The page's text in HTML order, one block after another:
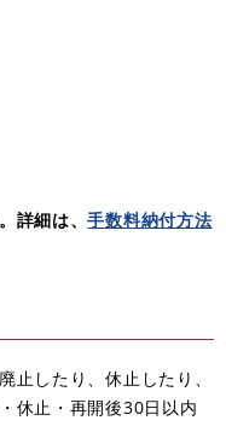
詳細は、手数料納付方法
止したり、休止したり、
休止・再開後30日以内